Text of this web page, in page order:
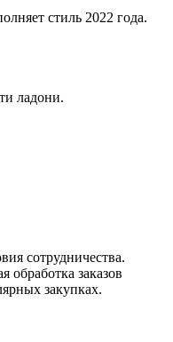
стиль 2022 года.
ладони.
сотрудничества.
обработка заказов
закупках.